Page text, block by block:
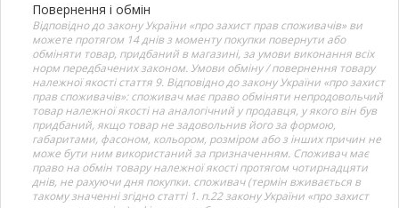
Повернення і обмін
Відповідно до закону України «про захист прав споживачів» ви
можете протягом 14 днів з моменту покупки повернути або
обміняти товар, придбаний в магазині, за умови виконання всіх
норм передбачених законом. Умови обміну / повернення товару
належної якості стаття 9. Відповідно до закону України «про захист
прав споживачів»: споживач має право обміняти непродовольчий
товар належної якості на аналогічний у продавця, у якого він був
придбаний, якщо товар не задовольнив його за формою,
габаритами, фасоном, кольором, розміром або з інших причин не
може бути ним використаний за призначенням. Споживач має
право на обмін товару належної якості протягом чотирнадцяти
днів, не рахуючи дня покупки. споживач (термін вживається в
такому значенні згідно статті 1. п.22 закону України «про захист